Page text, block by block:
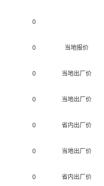
0
0 当地报价
0 当地出厂价
0 当地出厂价
0 省内出厂价
0 当地出厂价
0 省内出厂价